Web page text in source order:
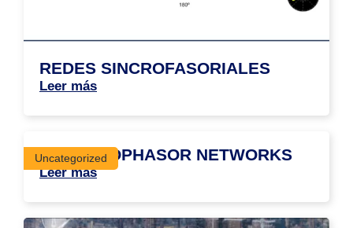
REDES SINCROFASORIALES
Leer más
Uncategorized
SYNCHROPHASOR NETWORKS
Leer más